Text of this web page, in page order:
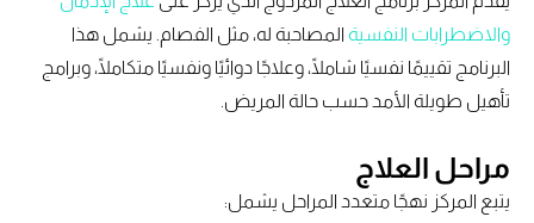
والاضطرابات النفسيةالمصاحبة له، مثل الفصام. يشمل هذا
البرنامج تقييمًا نفسيًا شاملًا، وعلاجًا دوائيًا ونفسيًا متكاملًا، وبرامج
تأهيل طويلة الأمد حسب حالة المريض.
مراحل العلاج
يتبع المركز نهجًا متعدد المراحل يشمل: